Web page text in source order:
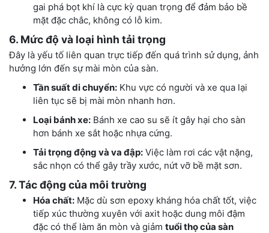
gai phá bọt khí là cực kỳ quan trọng để đảm bảo bề
mặt đặc chắc, không có lỗ kim.
6. Mức độ và loại hình tải trọng
Đây là yếu tố liên quan trực tiếp đến quá trình sử dụng, ảnh
hưởng lớn đến sự mài mòn của sàn.
Tần suất di chuyển: Khu vực có người và xe qua lại
liên tục sẽ bị mài mòn nhanh hơn.
Loại bánh xe: Bánh xe cao su sẽ ít gây hại cho sàn
hơn bánh xe sắt hoặc nhựa cứng.
Tải trọng động và va đập: Việc làm rơi các vật nặng,
sắc nhọn có thể gây trầy xước, nứt vỡ bề mặt sơn.
7. Tác động của môi trường
Hóa chất: Mặc dù sơn epoxy kháng hóa chất tốt, việc
tiếp xúc thường xuyên với axit hoặc dung môi đậm
đặc có thể làm ăn mòn và giảm tuổi thọ của sàn